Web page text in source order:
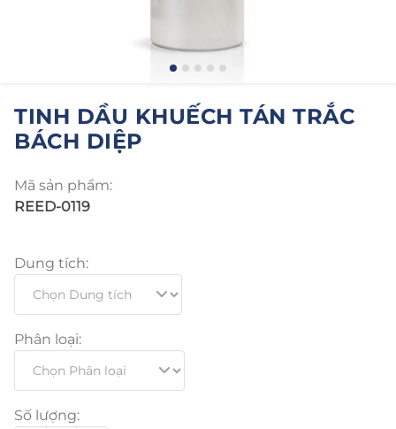
TINH DẦU KHUẾCH TÁN TRẮC
BÁCH DIỆP
Mã sản phẩm:
REED-0119
Dung tích:
Phân loại:
Số lượng: